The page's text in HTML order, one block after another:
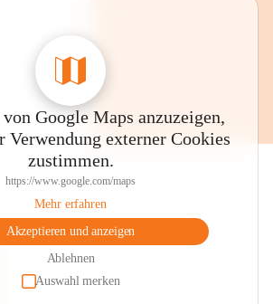
Google Maps anzuzeigen,
Verwendung externer Cookies
zustimmen.
https://www.google.com/maps
Mehr erfahren
Akzeptieren und anzeigen
Ablehnen
Auswahl merken